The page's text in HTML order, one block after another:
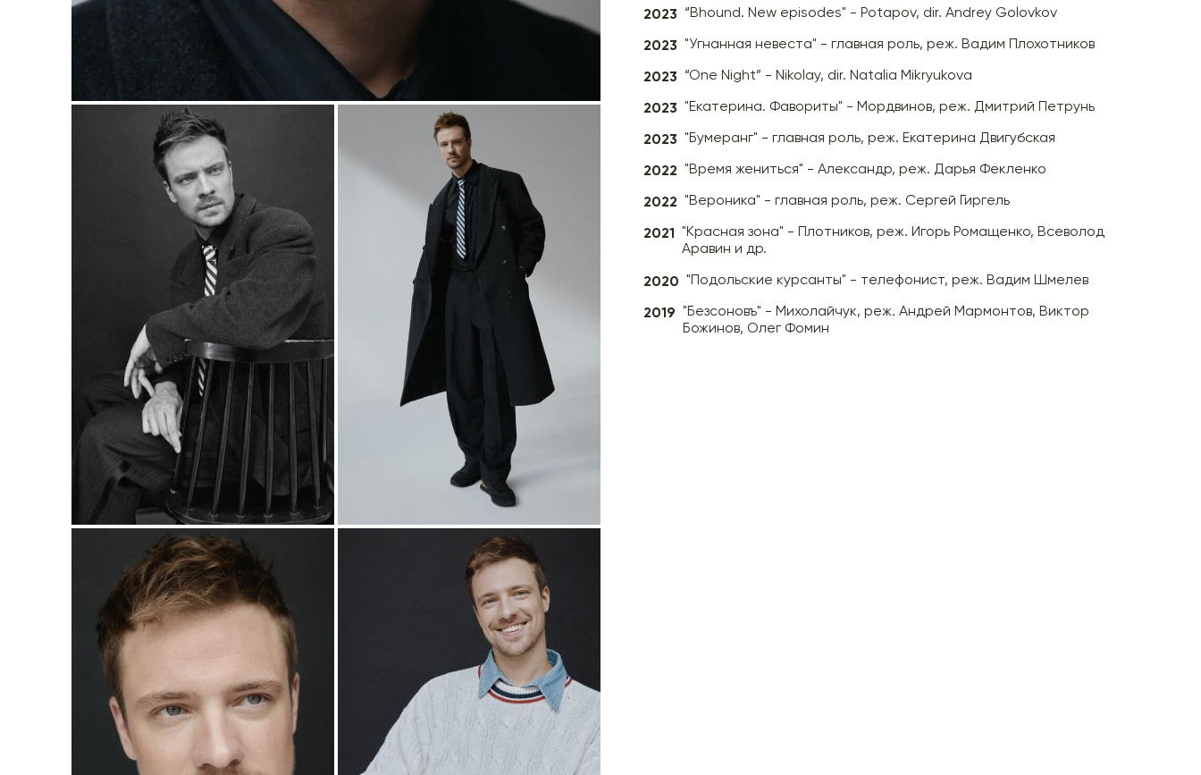
2023 “Bhound. New episodes" - Potapov, dir. Andrey Golovkov
2023 "Угнанная невеста" - главная роль, реж. Вадим Плохотников
2023 “One Night” - Nikolay, dir. Natalia Mikryukova
2023 "Екатерина. Фавориты" - Мордвинов, реж. Дмитрий Петрунь
2023 "Бумеранг" - главная роль, реж. Екатерина Двигубская
2022 "Время жениться" - Александр, реж. Дарья Фекленко
2022 "Вероника" - главная роль, реж. Сергей Гиргель
2021 "Красная зона" - Плотников, реж. Игорь Ромащенко, Всеволод
Аравин и др.
2020 "Подольские курсанты" - телефонист, реж. Вадим Шмелев
2019 "Безсоновъ" - Михолайчук, реж. Андрей Мармонтов, Виктор
Божинов, Олег Фомин